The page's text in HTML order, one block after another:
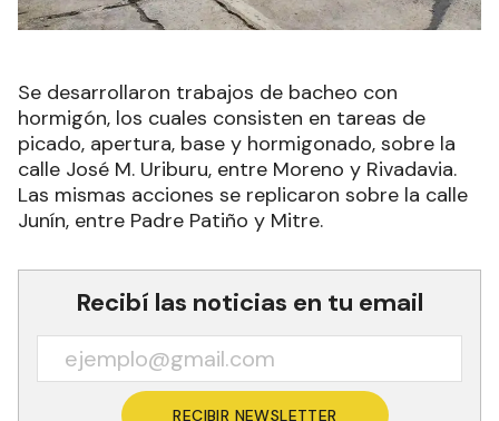
Se desarrollaron trabajos de bacheo con
hormigón, los cuales consisten en tareas de
picado, apertura, base y hormigonado, sobre la
calle José M. Uriburu, entre Moreno y Rivadavia.
Las mismas acciones se replicaron sobre la calle
Junín, entre Padre Patiño y Mitre.
Recibí las noticias en tu email
RECIBIR NEWSLETTER